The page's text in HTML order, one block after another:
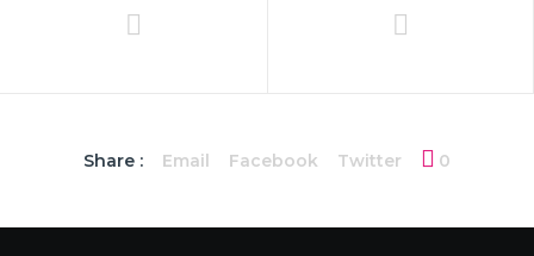
Share : Email Facebook Twitter 0